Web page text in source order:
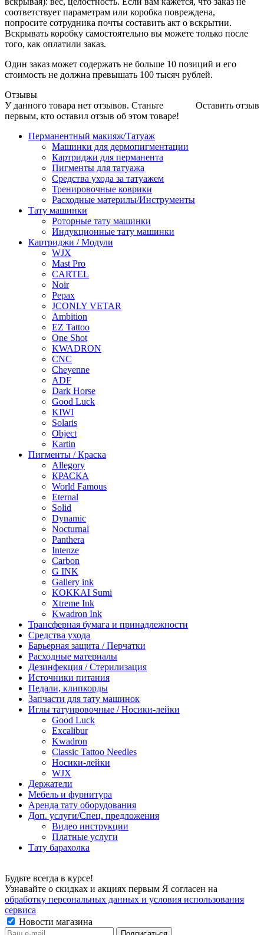
соответствует параметрам или коробка повреждена,
попросите сотрудника почты составить акт о вскрытии.
Вскрывать коробку самостоятельно вы можете только после
того, как оплатили заказ.
Один заказ может содержать не больше 10 позиций и его
стоимость не должна превышать 100 тысяч рублей.
Отзывы
Оставить отзыв
У данного товара нет отзывов. Станьте
первым, кто оставил отзыв об этом товаре!
Перманентный макияж/Татуаж
Машинки для дермопигментации
Картриджи для перманента
Пигменты для татуажа
Средства ухода за татуажем
Тренировочные коврики
Расходные материлы/Инструменты
Тату машинки
Роторные тату машинки
Индукционные тату машинки
Картриджи / Модули
WJX
Mast Pro
CARTEL
Noir
Pepax
JCONLY VETAR
Ambition
EZ Tattoo
One Shot
KWADRON
CNC
Cheyenne
ADF
Dark Horse
Good Luck
KIWI
Solaris
Object
Kartin
Пигменты / Краска
Allegory
КРАСКА
World Famous
Eternal
Solid
Dynamic
Nocturnal
Panthera
Intenze
Carbon
G INK
Gallery ink
KOKKAI Sumi
Xtreme Ink
Kwadron Ink
Трансферная бумага и принадлежности
Средства ухода
Барьерная защита / Перчатки
Расходные материалы
Дезинфекция / Стерилизация
Источники питания
Педали, клипкорды
Запчасти для тату машинок
Иглы татуировочные / Носики-лейки
Good Luck
Excalibur
Kwadron
Classic Tattoo Needles
Носики-лейки
WJX
Держатели
Мебель и фурнитура
Аренда тату оборудования
Доп. услуги/Спец. предложения
Видео инструкции
Платные услуги
Тату барахолка
Будьте всегда в курсе!
Узнавайте о скидках и акциях первым Я согласен на
обработку персональных данных и условия использования
сервиса
Новости магазина